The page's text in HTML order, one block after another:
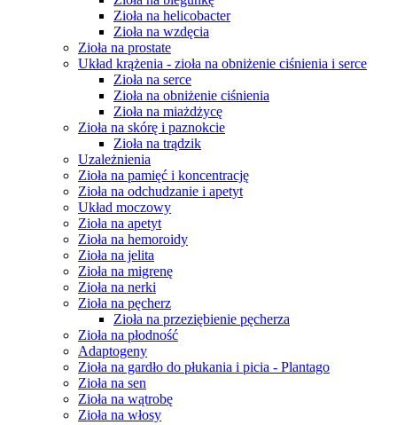
Zioła na helicobacter
Zioła na wzdęcia
Zioła na prostate
Układ krążenia - zioła na obniżenie ciśnienia i serce
Zioła na serce
Zioła na obniżenie ciśnienia
Zioła na miażdżycę
Zioła na skórę i paznokcie
Zioła na trądzik
Uzależnienia
Zioła na pamięć i koncentrację
Zioła na odchudzanie i apetyt
Układ moczowy
Zioła na apetyt
Zioła na hemoroidy
Zioła na jelita
Zioła na migrenę
Zioła na nerki
Zioła na pęcherz
Zioła na przeziębienie pęcherza
Zioła na płodność
Adaptogeny
Zioła na gardło do płukania i picia - Plantago
Zioła na sen
Zioła na wątrobę
Zioła na włosy